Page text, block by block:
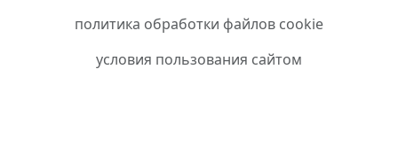
политика обработки файлов cookie
условия пользования сайтом